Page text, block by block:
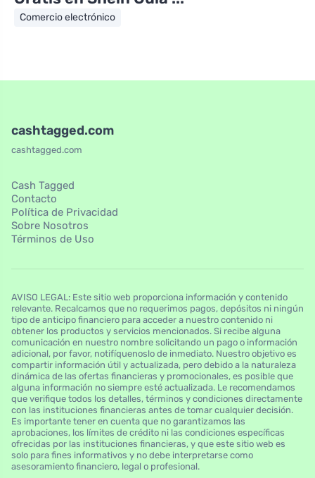
Comercio electrónico
cashtagged.com
cashtagged.com
Cash Tagged
Contacto
Política de Privacidad
Sobre Nosotros
Términos de Uso
AVISO LEGAL: Este sitio web proporciona información y contenido
relevante. Recalcamos que no requerimos pagos, depósitos ni ningún
tipo de anticipo financiero para acceder a nuestro contenido ni
obtener los productos y servicios mencionados. Si recibe alguna
comunicación en nuestro nombre solicitando un pago o información
adicional, por favor, notifíquenoslo de inmediato. Nuestro objetivo es
compartir información útil y actualizada, pero debido a la naturaleza
dinámica de las ofertas financieras y promocionales, es posible que
alguna información no siempre esté actualizada. Le recomendamos
que verifique todos los detalles, términos y condiciones directamente
con las instituciones financieras antes de tomar cualquier decisión.
Es importante tener en cuenta que no garantizamos las
aprobaciones, los límites de crédito ni las condiciones específicas
ofrecidas por las instituciones financieras, y que este sitio web es
solo para fines informativos y no debe interpretarse como
asesoramiento financiero, legal o profesional.